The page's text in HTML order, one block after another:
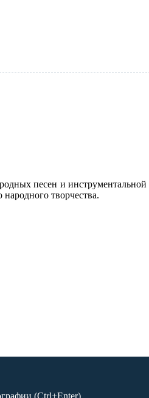
песен и
творчества.